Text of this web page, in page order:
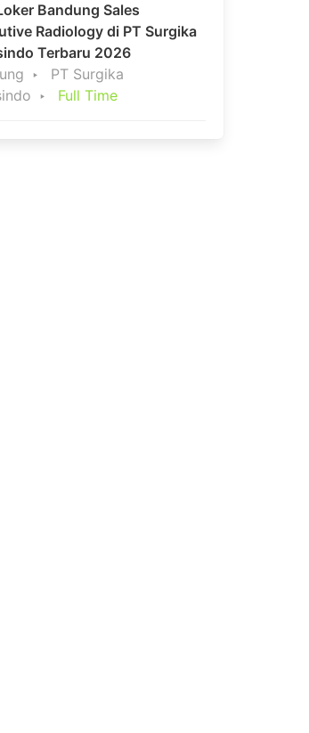
Bandung Sales
Radiology di PT Surgika
Terbaru 2026
PT Surgika
Full Time